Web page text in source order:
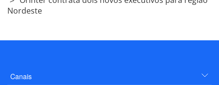
Nordeste
Canais